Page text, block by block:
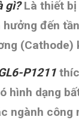
gì?Là thiết bị
hưởng đến
(Cathode)
P1211
hình dạng
ngành công